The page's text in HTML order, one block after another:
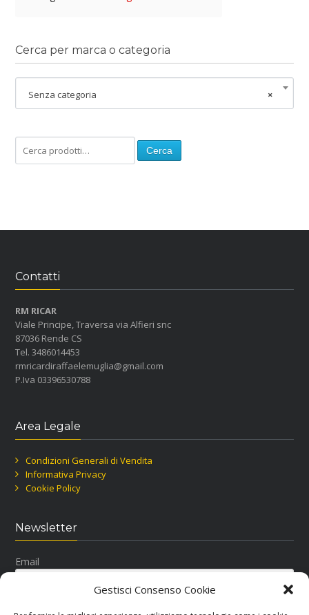
Gestisci Consenso Cookie
Cerca per marca o categoria
×
Senza categoria
Cerca
Contatti
RM RICAR
Viale Principe, Traversa via Alfieri snc
87036 Rende CS
Tel. 3486014453
rmricardiraffaelemuglia@gmail.com
P.Iva 03396530788
Area Legale
Condizioni Generali di Vendita
Informativa Privacy
Cookie Policy
Newsletter
Email